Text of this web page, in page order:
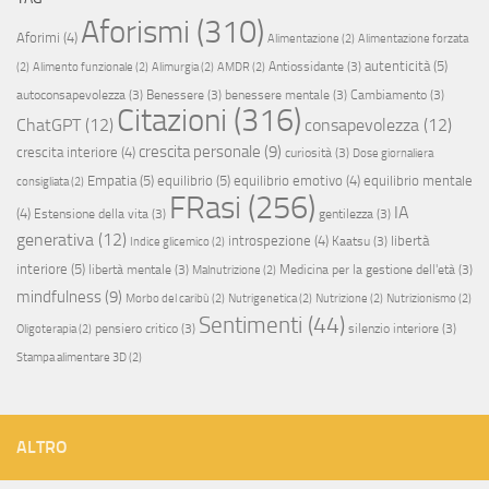
Aforimi (4) Aforismi (310) Alimentazione (2) Alimentazione forzata
(2) Alimento funzionale (2) Alimurgia(2) AMDR (2) Antiossidante (3) autenticità(5)
autoconsapevolezza (3) Benessere (3) benessere mentale (3) Cambiamento (3)
ChatGPT(12) Citazioni (316) consapevolezza (12)
crescita interiore (4) crescita personale (9) curiosità (3) Dose giornaliera
consigliata(2) Empatia(5) equilibrio (5) equilibrio emotivo (4) equilibrio mentale
(4) Estensione della vita (3) FRasi (256) gentilezza (3) IA
generativa (12) Indice glicemico (2) introspezione (4) Kaatsu (3) libertà
interiore (5) libertà mentale (3) Malnutrizione (2) Medicina per la gestione dell'età (3)
mindfulness (9) Morbo del caribù (2) Nutrigenetica(2) Nutrizione (2) Nutrizionismo (2)
Oligoterapia(2) pensiero critico (3) Sentimenti (44) silenzio interiore (3)
Stampa alimentare 3D(2)
ALTRO